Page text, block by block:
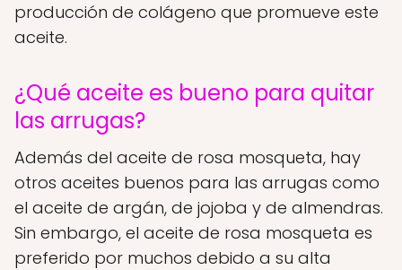
producción de colágeno que promueve este
aceite.
¿Qué aceite es bueno para quitar
las arrugas?
Además del aceite de rosa mosqueta, hay
otros aceites buenos para las arrugas como
el aceite de argán, de jojoba y de almendras.
Sin embargo, el aceite de rosa mosqueta es
preferido por muchos debido a su alta